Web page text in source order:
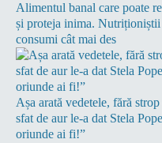
Alimentul banal care poate
și proteja inima. Nutriționiștii
consumi cât mai des
Așa arată vedetele, fără
sfat de aur le-a dat Stela
oriunde ai fi!”